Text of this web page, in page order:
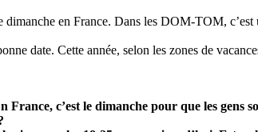
dimanche en France. Dans les DOM-TOM,
date. Cette année, selon les zones de
France, c’est le dimanche pour que les